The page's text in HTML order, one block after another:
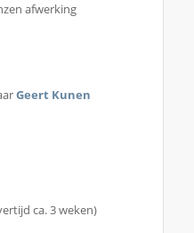
afwerking
Geert Kunen
ca. 3 weken)